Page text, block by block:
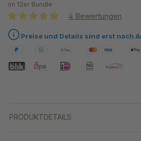
im 12er Bundle
Durchschnittliche Bewertung von 5
4 Bewertungen
Preise und Details sind erst nach
PRODUKTDETAILS